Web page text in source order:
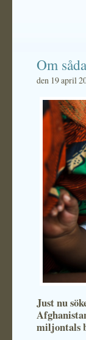
Om
den 19 april
Just nu
miljontals